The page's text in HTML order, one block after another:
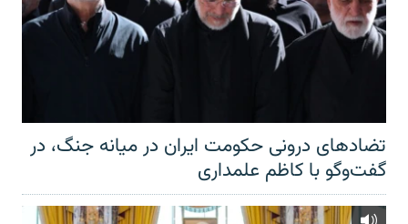
تضادهای درونی حکومت ایران در میانه جنگ، در
گفت‌‌وگو با کاظم علمداری